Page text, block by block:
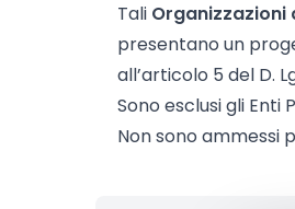
Tali Organizzazioni
presentano un
all’articolo 5 del D.
Sono esclusi gli Enti
Non sono ammessi